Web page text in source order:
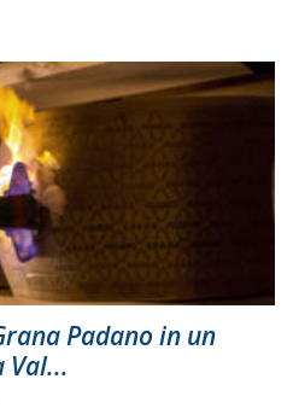
Padano in un
Val...